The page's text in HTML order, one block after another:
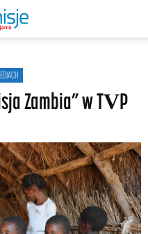
Zambia” w TVP